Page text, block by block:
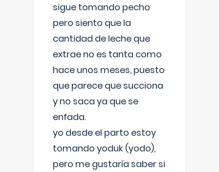
sigue tomando pecho
pero siento que la
cantidad de leche que
extrae no es tanta como
hace unos meses, puesto
que parece que succiona
y no saca ya que se
enfada.
yo desde el parto estoy
tomando yoduk (yodo),
pero me gustaría saber si